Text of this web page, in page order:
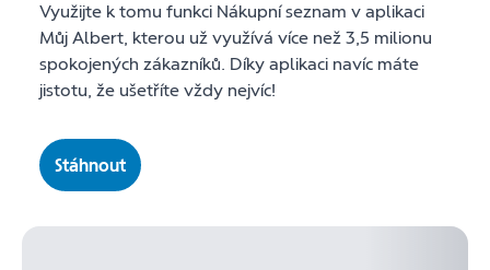
Využijte k tomu funkci Nákupní seznam v aplikaci
Můj Albert, kterou už využívá více než 3,5 milionu
spokojených zákazníků. Díky aplikaci navíc máte
jistotu, že ušetříte vždy nejvíc!
Stáhnout